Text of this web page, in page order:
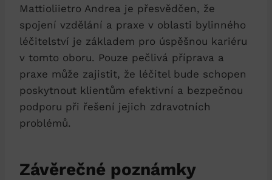
Mattioliietro Andrea je přesvědčen, že
spojení vzdělání a praxe v oblasti bylinného
léčitelství je základem pro úspěšnou kariéru
v tomto oboru. Pouze pečlivá příprava a
praxe může zajistit, že léčitel bude schopen
poskytnout klientům efektivní a bezpečnou
podporu při řešení jejich zdravotních
problémů.
Závěrečné poznámky